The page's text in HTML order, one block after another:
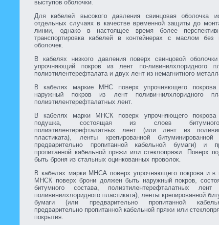
выступов оболочки.
Для кабелей высокого давления свинцовая оболочка
отдельных случаях в качестве временной защиты до
линии, однако в настоящее время более
транспортировка кабелей в контейнерах с маслом без
оболочек.
В кабелях низкого давления поверх свинцовой
упрочняющий покров из лент по-ливинилхлоридного
полиэтилентерефталата и двух лент из немагнитного
В кабелях маркие МНС поверх упрочняющего
наружный покров из лент поливи-нилхлоридного
полиэтилентерефталатных лент.
В кабелях марки МНСК поверх упрочняющего
подушка, состоящая из слоев
полиэтилентерефталатных лент (или лент из
пластиката), ленты крепированной
предварительно пропитанной кабельной бумаги) и
пропитанной кабельной пряжи или стеклопряжи. Поверх
быть броня из стальных оцинкованных проволок.
В кабелях марки МНСА поверх упрочняющего покрова и в
МНСК поверх брони должен быть наружный покров,
битумного состава, полиэтилентерефталатных
поливинилхлоридного пластиката), ленты крепированной
бумаги (или предварительно пропитанной
предварительно пропитанной кабельной пряжи или
покрытия.